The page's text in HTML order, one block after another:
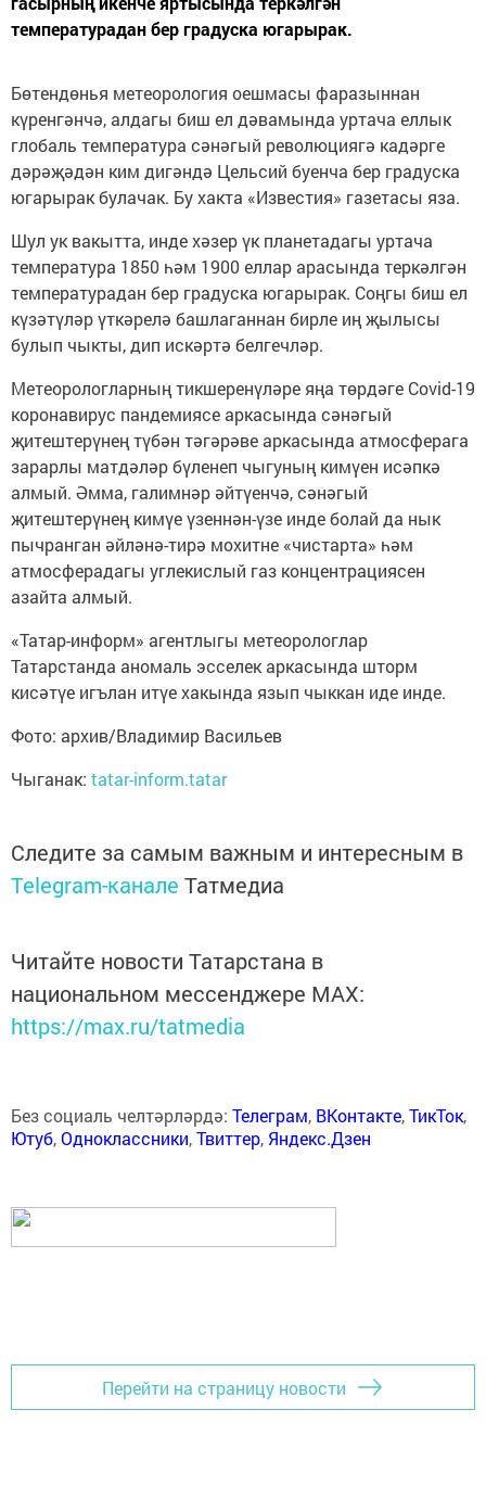
температурадан бер градуска югарырак.
Бөтендөнья метеорология оешмасы фаразыннан
күренгәнчә, алдагы биш ел дәвамында уртача еллык
глобаль температура сәнәгый революциягә кадәрге
дәрәҗәдән ким дигәндә Цельсий буенча бер градуска
югарырак булачак. Бу хакта «Известия» газетасы яза.
Шул ук вакытта, инде хәзер үк планетадагы уртача
температура 1850 һәм 1900 еллар арасында теркәлгән
температурадан бер градуска югарырак. Соңгы биш ел
күзәтүләр үткәрелә башлаганнан бирле иң җылысы
булып чыкты, дип искәртә белгечләр.
Метеорологларның тикшеренүләре яңа төрдәге Covid-19
коронавирус пандемиясе аркасында сәнәгый
җитештерүнең түбән тәгәрәве аркасында атмосферага
зарарлы матдәләр бүленеп чыгуның кимүен исәпкә
алмый. Әмма, галимнәр әйтүенчә, сәнәгый
җитештерүнең кимүе үзеннән-үзе инде болай да нык
пычранган әйләнә-тирә мохитне «чистарта» һәм
атмосферадагы углекислый газ концентрациясен
азайта алмый.
«Татар-информ» агентлыгы метеорологлар
Татарстанда аномаль эсселек аркасында шторм
кисәтүе игълан итүе хакында язып чыккан иде инде.
Фото: архив/Владимир Васильев
Чыганак: tatar-inform.tatar
Следите за самым важным и интересным в
Telegram-канале Татмедиа
Читайте новости Татарстана в
национальном мессенджере MАХ:
https://max.ru/tatmedia
Без социаль челтәрләрдә: Телеграм, ВКонтакте,ТикТок,
Ютуб,Одноклассники,Твиттер, Яндекс.Дзен
Перейти на страницу новости